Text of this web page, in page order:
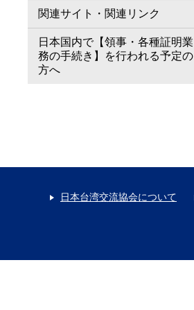
関連サイト・関連リンク
日本国内で【領事・各種証明業
務の手続き】を行われる予定の
方へ
日本台湾交流協会について